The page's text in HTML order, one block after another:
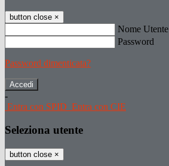
button close ×
Nome Utente
Password
Password dimenticata?
-
Entra con SPID Entra con CIE
Seleziona utente
button close ×